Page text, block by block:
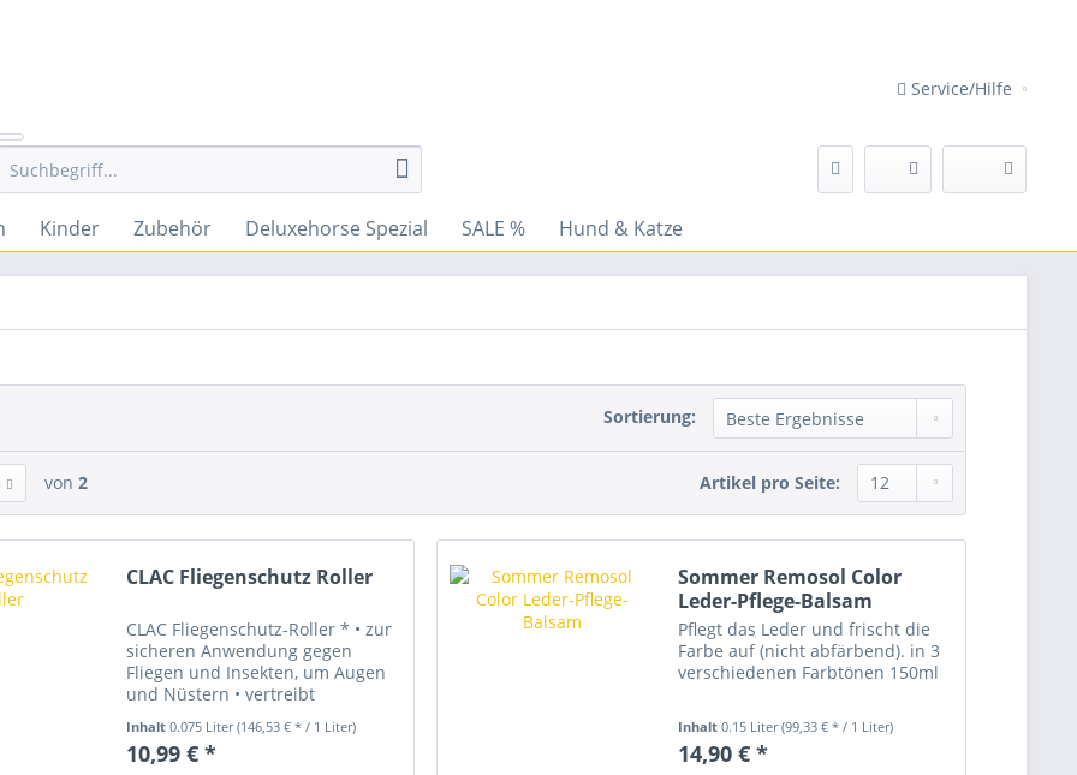
Service/Hilfe
Kinder Zubehör Deluxehorse Spezial SALE % Hund & Katze
Sortierung:
von 2 Artikel pro Seite:
CLAC Fliegenschutz Roller
CLAC Fliegenschutz-Roller * • zur
sicheren Anwendung gegen
Fliegen und Insekten, um Augen
und Nüstern • vertreibt
ermöglicht Ihrem Pferd einen
entspannten, störungsfreien
Inhalt0.075 Liter(146,53 € * / 1 Liter)
10,99 € *
Sommer Remosol Color
Leder-Pflege-Balsam
Pflegt das Leder und frischt die
Farbe auf (nicht abfärbend). in 3
verschiedenen Farbtönen 150ml
Inhalt0.15 Liter(99,33 € * / 1 Liter)
14,90 € *